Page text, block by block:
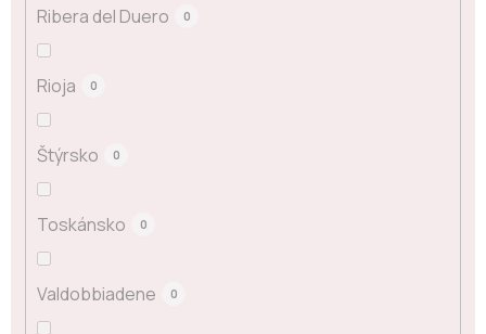
Ribera del Duero 0
Rioja 0
Štýrsko 0
Toskánsko 0
Valdobbiadene 0